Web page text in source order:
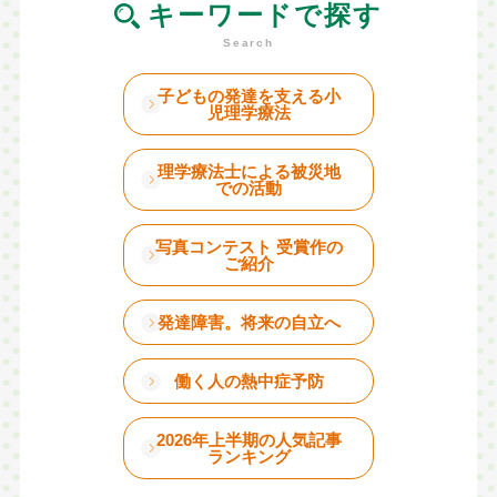
キーワードで探す
子どもの発達を支える小
児理学療法
理学療法士による被災地
での活動
写真コンテスト 受賞作の
ご紹介
発達障害。将来の自立へ
働く人の熱中症予防
2026年上半期の人気記事
ランキング